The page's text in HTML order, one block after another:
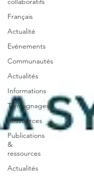
Français
Actualité
Evénements
Communautés
Actualités
Informations
Témoignages
Ressources
Publications
&
ressources
Actualités